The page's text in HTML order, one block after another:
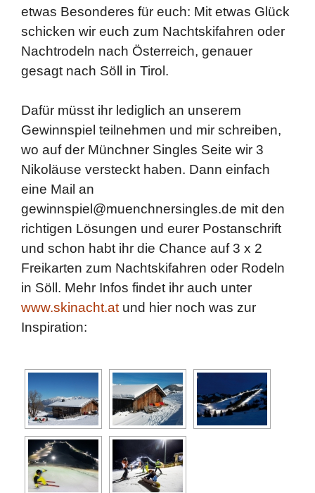
etwas Besonderes für euch: Mit etwas Glück
schicken wir euch zum Nachtskifahren oder
Nachtrodeln nach Österreich, genauer
gesagt nach Söll in Tirol.
Dafür müsst ihr lediglich an unserem
Gewinnspiel teilnehmen und mir schreiben,
wo auf der Münchner Singles Seite wir 3
Nikoläuse versteckt haben. Dann einfach
eine Mail an
gewinnspiel@muenchnersingles.de mit den
richtigen Lösungen und eurer Postanschrift
und schon habt ihr die Chance auf 3 x 2
Freikarten zum Nachtskifahren oder Rodeln
in Söll. Mehr Infos findet ihr auch unter
www.skinacht.at und hier noch was zur
Inspiration: